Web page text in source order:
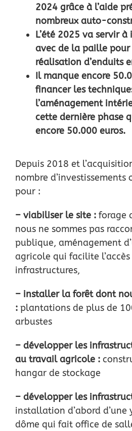
2024 grâce à l’aide
nombreux auto-
L’été 2025 va servir
avec de la paille
réalisation d’enduits
Il manque encore
financer les
l’aménagement
cette dernière phase
encore 50.000 euros.
Depuis 2018 et
nombre d’investissements
pour :
– viabiliser le site : forage
nous ne sommes pas
publique, aménagement
agricole qui facilite l’accès
infrastructures,
– installer la forêt dont
: plantations de plus de
arbustes
– développer les
au travail agricole :
hangar de stockage
– développer les
installation d’abord d’une
dôme qui fait office de